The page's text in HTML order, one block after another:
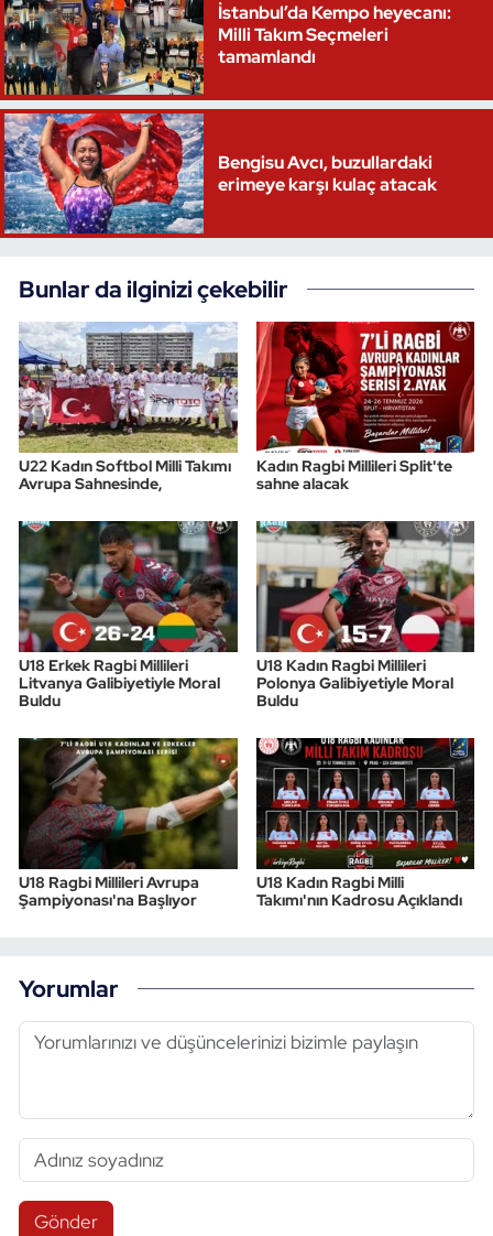
İstanbul’da Kempo heyecanı:
Milli Takım Seçmeleri
tamamlandı
Bengisu Avcı, buzullardaki
erimeye karşı kulaç atacak
Bunlar da ilginizi çekebilir
U22 Kadın Softbol Milli Takımı
Avrupa Sahnesinde,
Kadın Ragbi Millileri Split'te
sahne alacak
U18 Erkek Ragbi Millileri
Litvanya Galibiyetiyle Moral
Buldu
U18 Kadın Ragbi Millileri
Polonya Galibiyetiyle Moral
Buldu
U18 Ragbi Millileri Avrupa
Şampiyonası'na Başlıyor
U18 Kadın Ragbi Milli
Takımı'nın Kadrosu Açıklandı
Yorumlar
Gönder